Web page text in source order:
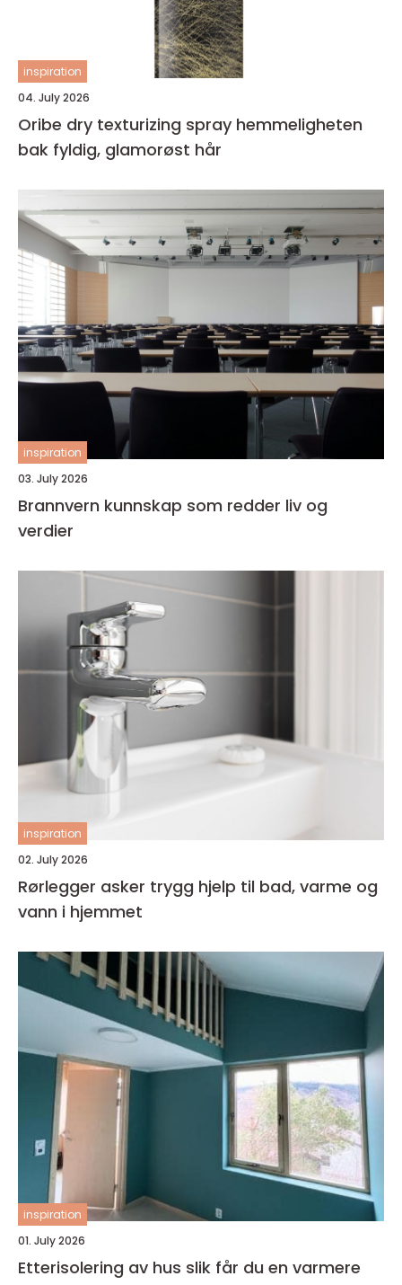
inspiration
04. July 2026
Oribe dry texturizing spray hemmeligheten
bak fyldig, glamorøst hår
inspiration
03. July 2026
Brannvern kunnskap som redder liv og
verdier
inspiration
02. July 2026
Rørlegger asker trygg hjelp til bad, varme og
vann i hjemmet
inspiration
01. July 2026
Etterisolering av hus slik får du en varmere